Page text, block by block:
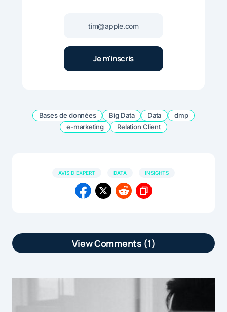
Bases de données Big Data Data
dmp
e-marketing
Relation Client
AVIS D'EXPERT DATA INSIGHTS
View Comments (1)
Décideurs Français» menée
conjointement par iProspect et Les
Echosmédias, 66% des décideurs en